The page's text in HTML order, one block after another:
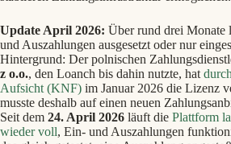
Update April 2026: Über rund drei Monate
und Auszahlungen ausgesetzt oder nur
Hintergrund: Der polnischen
z o.o., den Loanch bis dahin nutzte, hat
Aufsicht (KNF) im Januar 2026 die Lizenz
musste deshalb auf einen neuen
Seit dem 24. April 2026 läuft die Plattform
wieder voll, Ein- und Auszahlungen